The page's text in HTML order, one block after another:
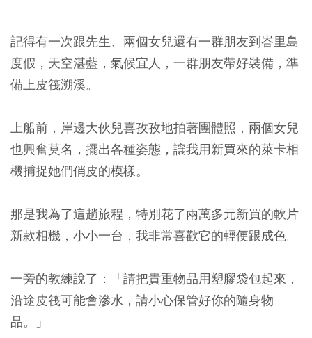
記得有一次跟先生、兩個女兒還有一群朋友到峇里島
度假，天空湛藍，氣候宜人，一群朋友帶好裝備，準
備上皮筏溯溪。
上船前，岸邊大伙兒喜孜孜地拍著團體照，兩個女兒
也興奮莫名，擺出各種姿態，讓我用新買來的萊卡相
機捕捉她們俏皮的模樣。
那是我為了這趟旅程，特別花了兩萬多元新買的軟片
新款相機，小小一台，我非常喜歡它的輕便跟成色。
一旁的教練說了：「請把貴重物品用塑膠袋包起來，
沿途皮筏可能會滲水，請小心保管好你的隨身物
品。」